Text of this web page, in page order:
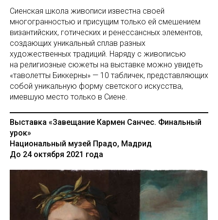
Сиенская школа живописи известна своей
многогранностью и присущим только ей смешением
византийских, готических и ренессансных элементов,
создающих уникальный сплав разных
художественных традиций. Наряду с живописью
на религиозные сюжеты на выставке можно увидеть
«таволетты Биккерны» — 10 табличек, представляющих
собой уникальную форму светского искусства,
имевшую место только в Сиене.
Выставка «Завещание Кармен Санчес. Финальный
урок»
Национальный музей Прадо, Мадрид
До 24 октября 2021 года